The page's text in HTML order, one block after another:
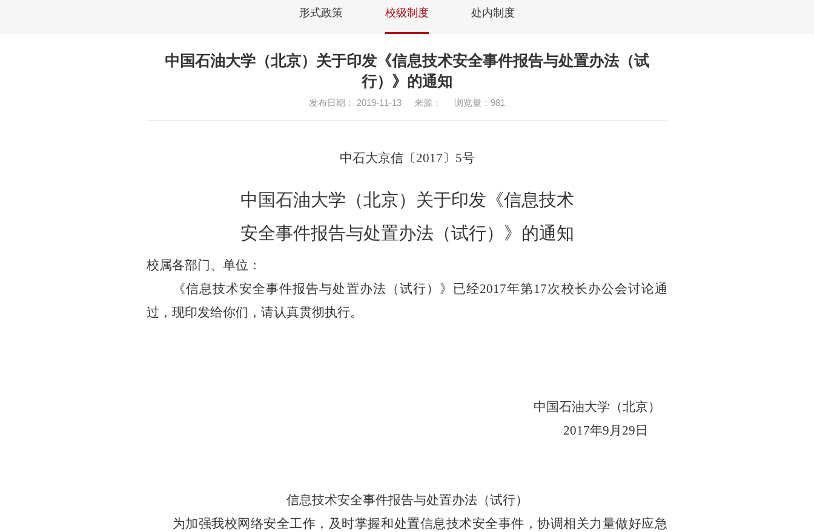
形式政策 校级制度 处内制度
中国石油大学（北京）关于印发《信息技术安全事件报告与处置办法（试
行）》的通知
发布日期： 2019-11-13 来源： 浏览量： 981
中石大京信〔201 7〕 5号
中国石油大学（北京） 关于印发《信息技术
安全事件报告与处置办法（试行）
》 的通知
校属各部门、单位 ：
《信息技术安全事件报告与处置办法（试行） 》已经2017年第17次校长办公会讨论通
过，现印发给你们，请认真贯彻执行。
中国石油大学（北京）
2017年9月 29 日
信息技术安全事件报告与处置办法（试行）
为加强我校网络安全工作，及时掌握和处置信息技术安全事件，协调相关力量做好应急